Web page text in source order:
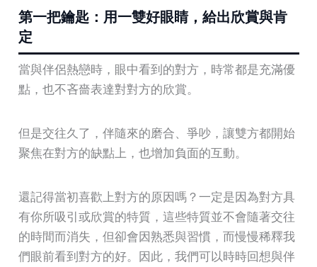
第一把鑰匙：用一雙好眼睛，給出欣賞與肯
定
當與伴侶熱戀時，眼中看到的對方，時常都是充滿優
點，也不吝嗇表達對對方的欣賞。
但是交往久了，伴隨來的磨合、爭吵，讓雙方都開始
聚焦在對方的缺點上，也增加負面的互動。
還記得當初喜歡上對方的原因嗎？一定是因為對方具
有你所吸引或欣賞的特質，這些特質並不會隨著交往
的時間而消失，但卻會因熟悉與習慣，而慢慢稀釋我
們眼前看到對方的好。因此，我們可以時時回想與伴